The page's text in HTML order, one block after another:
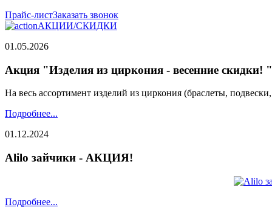
Прайс-листЗаказать звонок
АКЦИИ/СКИДКИ
01.05.2026
Акция "Изделия из циркония - весенние скидки! "
На весь ассортимент изделий из циркония (браслеты,
Подробнее...
01.12.2024
Alilo зайчики - АКЦИЯ!
Подробнее...